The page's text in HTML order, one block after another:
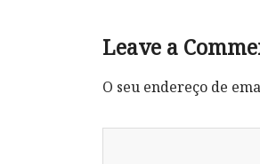
Leave a
O seu endereço de